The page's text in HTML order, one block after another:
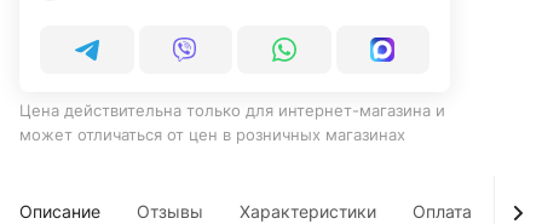
Цена действительна только для интернет-магазина и
может отличаться от цен в розничных магазинах
Описание Отзывы Характеристики Оплата